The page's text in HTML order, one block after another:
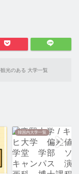
光のある 大学一覧
韓国内大学一覧